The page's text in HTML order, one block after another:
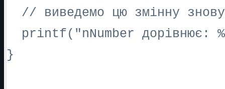
// виведемо цю змінну
printf("nNumber дорівнює:
}